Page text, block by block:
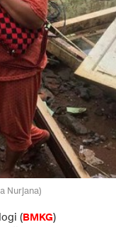
Nurjana)
(BMKG)